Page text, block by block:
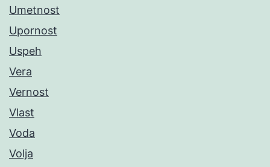
Umetnost
Upornost
Uspeh
Vera
Vernost
Vlast
Voda
Volja